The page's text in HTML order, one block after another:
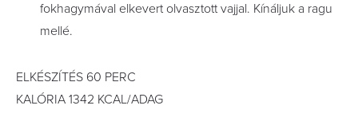
fokhagymával elkevert olvasztott vajjal. Kínáljuk a ragu
mellé.
ELKÉSZÍTÉS 60 PERC
KALÓRIA 1342 KCAL/ADAG